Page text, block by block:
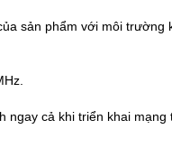
sản phẩm với môi
cả khi triển khai